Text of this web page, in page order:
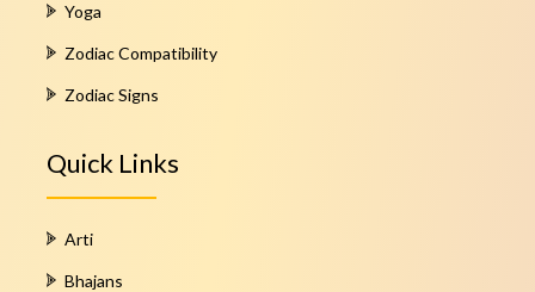
Yoga
Zodiac Compatibility
Zodiac Signs
Quick Links
Arti
Bhajans